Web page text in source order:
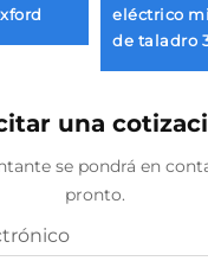
eléctrico
de taladro
una
se pondrá en
pronto.